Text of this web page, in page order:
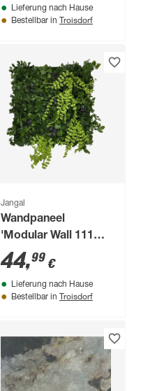
Lieferung nach Hause
Bestellbar in Troisdorf
Jangal
Wandpaneel
'Modular Wall 11122
Cascade Mixed
Flora' grün 52 x 52
cm
44,99 €
Lieferung nach Hause
Bestellbar in Troisdorf